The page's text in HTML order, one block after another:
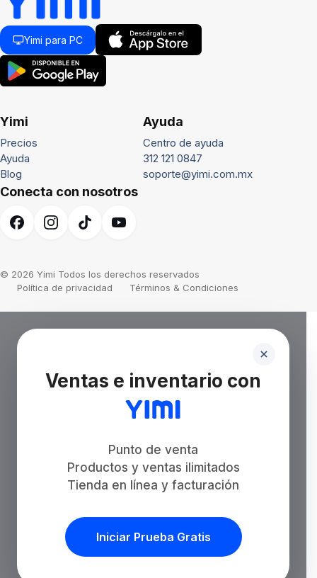
Yimi para PC
Yimi
Precios
Ayuda
Blog
Ayuda
Centro de ayuda
312 121 0847
soporte@yimi.com.mx
Conecta con nosotros
© 2026 Yimi Todos los derechos reservados
Política de privacidad
Términos & Condiciones
Ventas e inventario con
Punto de venta
Productos y ventas ilimitados
Tienda en línea y facturación
Iniciar Prueba Gratis